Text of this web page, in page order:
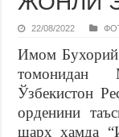
22/08/2022
Имом Бухорий
томонидан
Ўзбекистон
орденини
шарҳ ҳамда